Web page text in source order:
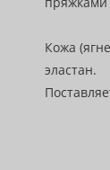
Кожа
эластан.